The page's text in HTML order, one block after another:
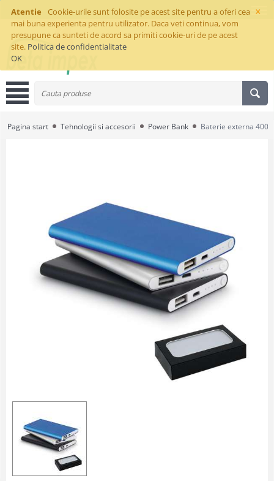
×
Atentie
Cookie-urile sunt folosite pe acest site pentru a oferi cea
mai buna experienta pentru utilizator. Daca veti continua, vom
presupune ca sunteti de acord sa primiti cookie-uri de pe acest
site. Politica de confidentialitate
OK
Pagina start Tehnologii si accesorii Power Bank Baterie externa